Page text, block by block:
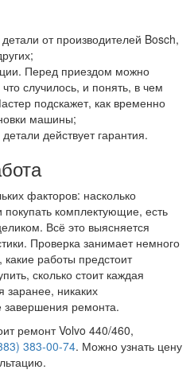
от производителей Bosch,
Перед приездом можно
что случилось, и понять, в чем
подскажет, как временно
машины;
действует гарантия.
факторов: насколько
комплектующие, есть
Всё это выясняется
Проверка занимает немного
работы предстоит
сколько стоит каждая
заранее, никаких
ремонта.
ремонт Volvo 440/460,
383-00-74. Можно узнать цену